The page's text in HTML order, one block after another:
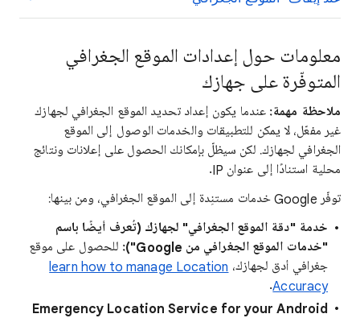
معلومات حول إعدادات الموقع الجغرافي
المتوفّرة على جهازك
ملاحظة مهمة: عندما يكون إعداد تحديد الموقع الجغرافي لجهازك
غير مفعّل، لا يمكن للتطبيقات والخدمات الوصول إلى الموقع
الجغرافي لجهازك. لكن سيظلّ بإمكانك الحصول على إعلانات ونتائج
محلية استنادًا إلى عنوان IP.
توفّر Google خدمات مستنِدة إلى الموقع الجغرافي، ومن بينها:
خدمة "دقة الموقع الجغرافي" لجهازك (تُعرف أيضًا باسم
"خدمات الموقع الجغرافي من Google"):
للحصول على موقع
جغرافي أدق لجهازك، learn how to manage Location
Accuracy
.
Emergency Location Service for your Android